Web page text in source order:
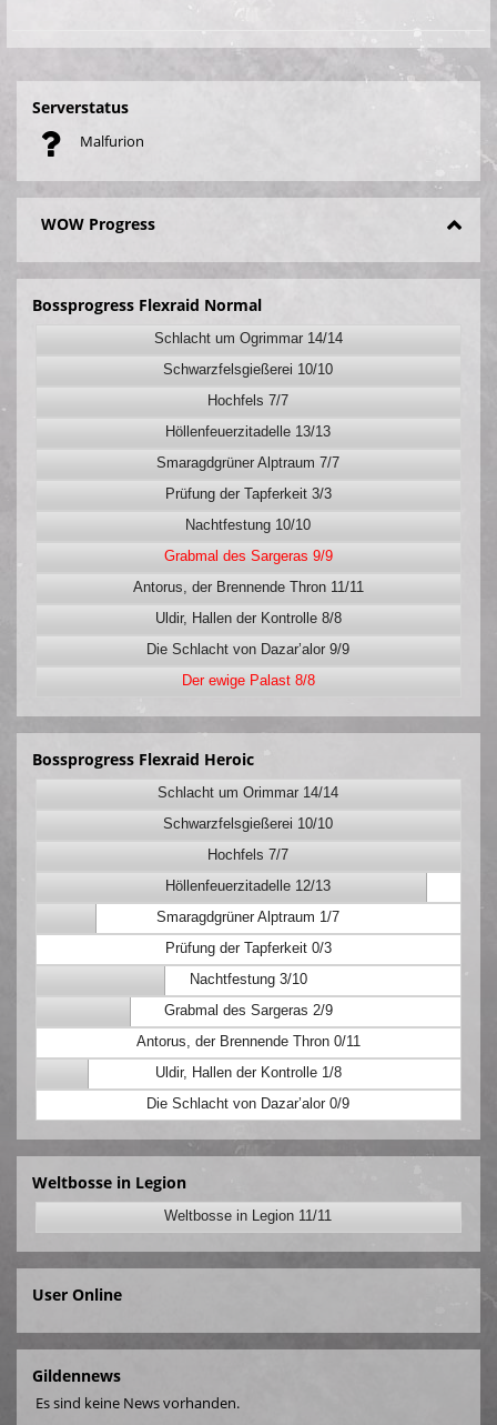
Serverstatus
Malfurion
WOW Progress
Bossprogress Flexraid Normal
Schlacht um Ogrimmar 14/14
Schwarzfelsgießerei 10/10
Hochfels 7/7
Höllenfeuerzitadelle 13/13
Smaragdgrüner Alptraum 7/7
Prüfung der Tapferkeit 3/3
Nachtfestung 10/10
Grabmal des Sargeras 9/9
Antorus, der Brennende Thron 11/11
Uldir, Hallen der Kontrolle 8/8
Die Schlacht von Dazar’alor 9/9
Der ewige Palast 8/8
Bossprogress Flexraid Heroic
Schlacht um Orimmar 14/14
Schwarzfelsgießerei 10/10
Hochfels 7/7
Höllenfeuerzitadelle 12/13
Smaragdgrüner Alptraum 1/7
Prüfung der Tapferkeit 0/3
Nachtfestung 3/10
Grabmal des Sargeras 2/9
Antorus, der Brennende Thron 0/11
Uldir, Hallen der Kontrolle 1/8
Die Schlacht von Dazar’alor 0/9
Weltbosse in Legion
Weltbosse in Legion 11/11
User Online
Gildennews
Es sind keine News vorhanden.